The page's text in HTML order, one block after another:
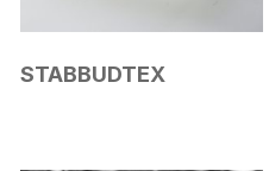
STABBUDTEX